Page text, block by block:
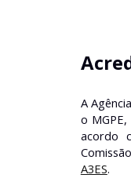
A
o
acordo
A3ES.